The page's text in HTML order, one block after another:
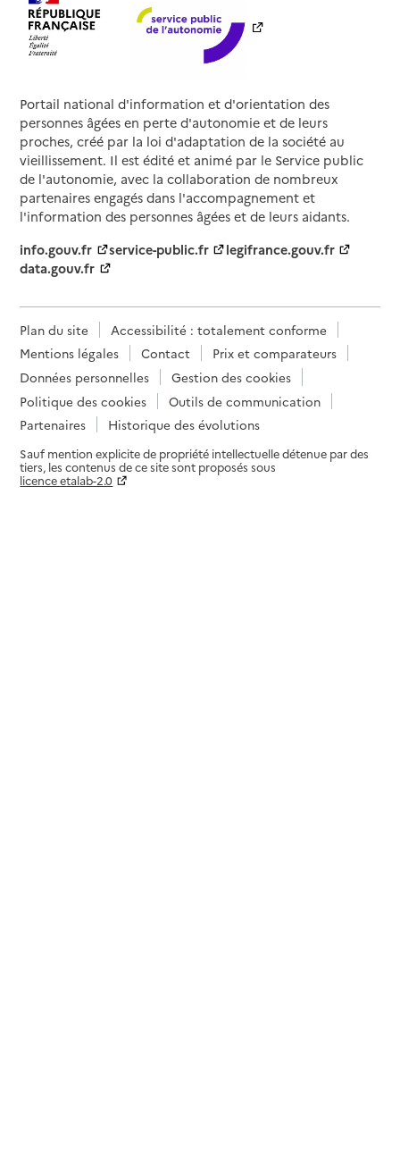
Portail national d'information et d'orientation des
personnes âgées en perte d'autonomie et de leurs
proches, créé par la loi d'adaptation de la société au
vieillissement. Il est édité et animé par le Service public
de l'autonomie, avec la collaboration de nombreux
partenaires engagés dans l'accompagnement et
l'information des personnes âgées et de leurs aidants.
info.gouv.fr
service-public.fr
legifrance.gouv.fr
data.gouv.fr
Plan du site
Accessibilité : totalement conforme
Mentions légales
Contact
Prix et comparateurs
Données personnelles
Gestion des cookies
Politique des cookies
Outils de communication
Partenaires
Historique des évolutions
Sauf mention explicite de propriété intellectuelle détenue par des
tiers, les contenus de ce site sont proposés sous
licence etalab-2.0